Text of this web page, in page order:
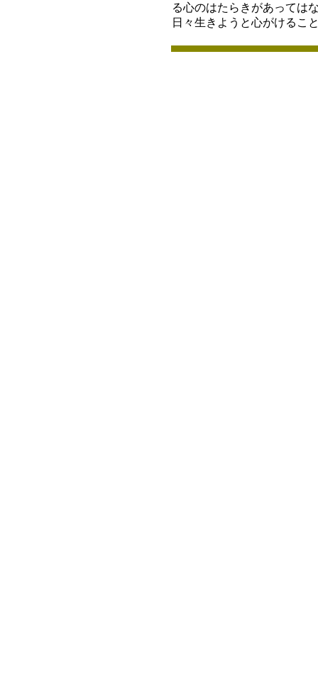
る心のはたらきがあっては
日々生きようと心がけるこ